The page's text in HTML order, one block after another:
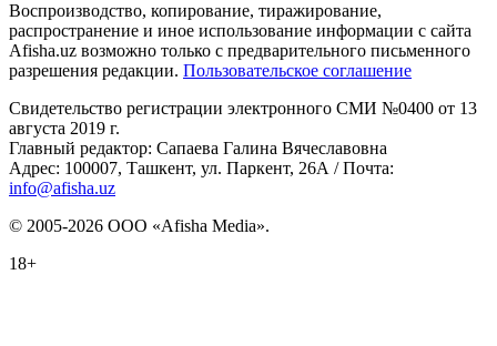
Воспроизводство, копирование, тиражирование,
распространение и иное использование информации с сайта
Afisha.uz возможно только с предварительного письменного
разрешения редакции. Пользовательское соглашение
Свидетельство регистрации электронного СМИ №0400 от 13
августа 2019 г.
Главный редактор: Сапаева Галина Вячеславовна
Адрес: 100007, Ташкент, ул. Паркент, 26А / Почта:
info@afisha.uz
© 2005-2026 ООО «Afisha Media».
18+